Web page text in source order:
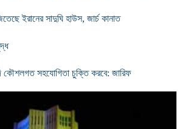
ইরানের সাদুঘি হাউস, জার্চ কানাত
কৌশলগত সহযোগিতা চুক্তি করবে: জারিফ